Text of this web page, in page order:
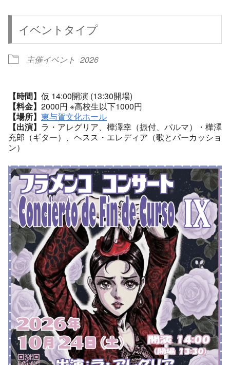
イベントタイプ
主催イベント 2026
【時間】 仮 14:00開演 (13:30開場)
【料金】 2000円 ※高校生以下1000円
【場所】 東与賀文化ホール
【出演】 ラ・アレグリア、樺澤幸（振付、パルマ）・樺澤
充郎（ギター）、ヘスス・エレディア（歌とパーカッショ
ン）